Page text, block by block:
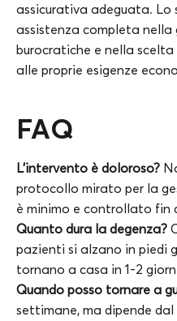
assicurativa adeguata.
assistenza completa
burocratiche e nella
alle proprie esigenze
FAQ
L’intervento è doloroso?
protocollo mirato per la
è minimo e controllato fin
Quanto dura la degenza?
pazienti si alzano in piedi
tornano a casa in 1-2
Quando posso tornare a
settimane, ma dipende